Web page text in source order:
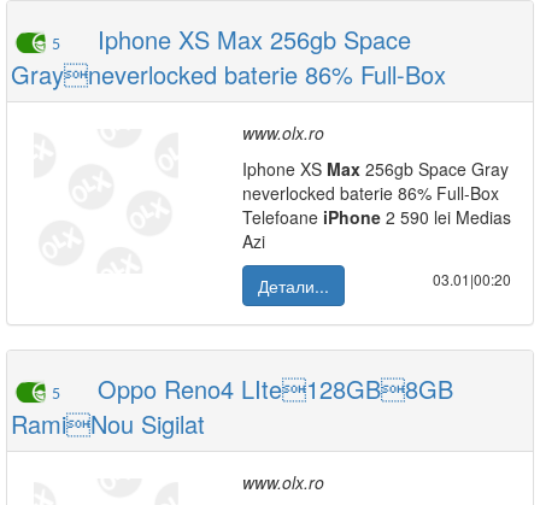
5
Iphone XS Max 256gb Space
Grayneverlocked baterie 86% Full-Box
www.olx.ro
Iphone XS Max 256gb Space Gray
neverlocked baterie 86% Full-Box
Telefoane iPhone 2 590 lei Medias
Azi
Детали...
03.01|00:20
5
Oppo Reno4 LIte128GB8GB
RamiNou Sigilat
www.olx.ro